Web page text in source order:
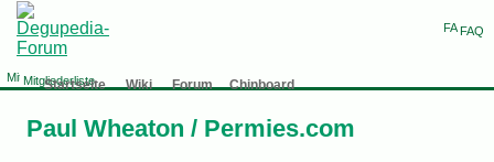
FAQ
Mitgliederliste
Startseite Wiki Forum Chinboard
Paul Wheaton / Permies.com